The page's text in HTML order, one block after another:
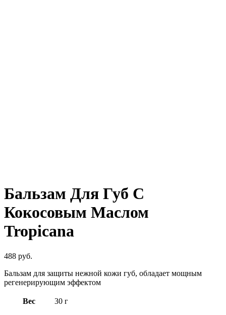
Бальзам Для Губ С
Кокосовым Маслом
Tropicana
488 руб.
Бальзам для защиты нежной кожи губ, обладает мощным
регенерирующим эффектом
Вес 30 г